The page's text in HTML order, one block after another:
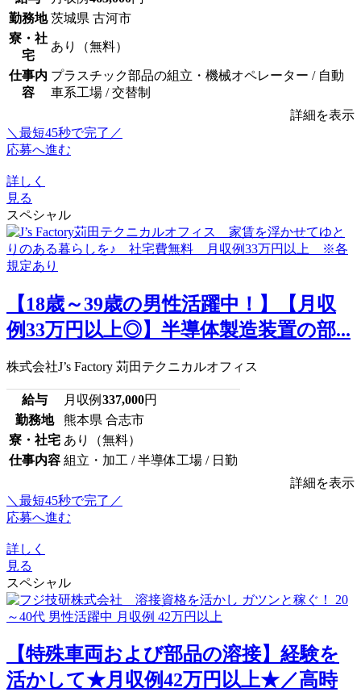
勤務地 茨城県 古河市
寮・社
宅
あり（無料）
仕事内
容
プラスチック部品の組立・機械オペレーター / 自動
車系工場 / 交替制
詳細を表示
＼最短45秒で完了／
応募へ進む
詳しく
見る
スペシャル
【18歳～39歳の男性活躍中！】【月収
例33万円以上◎】半導体製造装置の部...
株式会社J’s Factory 苅田テクニカルオフィス
給与 月収例 337,000円
勤務地
熊本県 合志市
寮・社宅 あり（無料）
仕事内容 組立・加工 / 半導体工場 / 日勤
詳細を表示
＼最短45秒で完了／
応募へ進む
詳しく
見る
スペシャル
【特殊車両および部品の溶接】経験を
活かして★月収例42万円以上★／高時